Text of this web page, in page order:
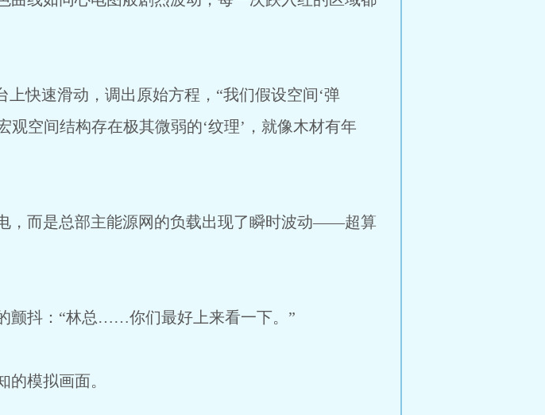
快速滑动，调出原始方程，“我们假设空间‘弹
观空间结构存在极其微弱的‘纹理’，就像木材有年
，而是总部主能源网的负载出现了瞬时波动——超算
颤抖：“林总……你们最好上来看一下。”
模拟画面。